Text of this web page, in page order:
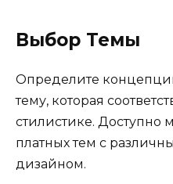
Выбор Темы
Определите
тему, которая
стилистике. Доступно
платных тем с
дизайном.